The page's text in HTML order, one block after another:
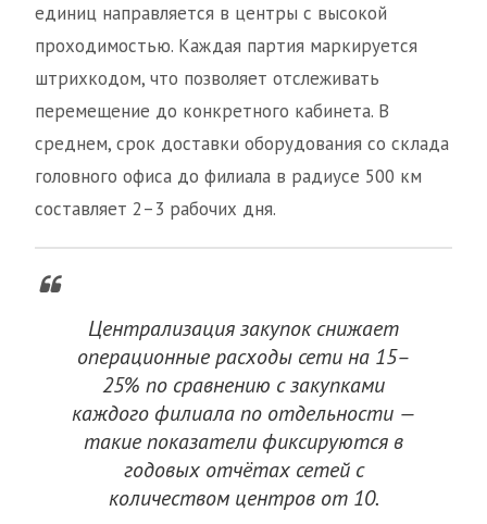
единиц направляется в центры с высокой
проходимостью. Каждая партия маркируется
штрихкодом, что позволяет отслеживать
перемещение до конкретного кабинета. В
среднем, срок доставки оборудования со склада
головного офиса до филиала в радиусе 500 км
составляет 2–3 рабочих дня.
Централизация закупок снижает
операционные расходы сети на 15–
25% по сравнению с закупками
каждого филиала по отдельности —
такие показатели фиксируются в
годовых отчётах сетей с
количеством центров от 10.